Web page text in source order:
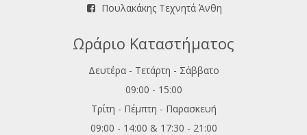
Πουλακάκης Τεχνητά Άνθη
Ωράριο Καταστήματος
Δευτέρα - Τετάρτη - Σάββατο
09:00 - 15:00
Τρίτη - Πέμπτη - Παρασκευή
09:00 - 14:00 & 17:30 - 21:00